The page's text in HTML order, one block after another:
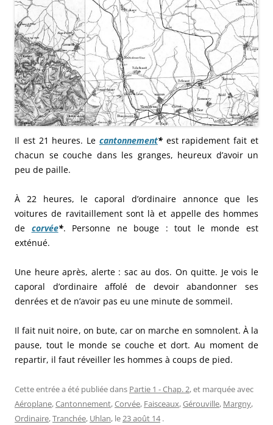
Il est 21 heures. Le cantonnement* est rapidement fait et
chacun se couche dans les granges, heureux d’avoir un
peu de paille.
À 22 heures, le caporal d’ordinaire annonce que les
voitures de ravitaillement sont là et appelle des hommes
de corvée*. Personne ne bouge : tout le monde est
exténué.
Une heure après, alerte : sac au dos. On quitte. Je vois le
caporal d’ordinaire affolé de devoir abandonner ses
denrées et de n’avoir pas eu une minute de sommeil.
Il fait nuit noire, on bute, car on marche en somnolent. À la
pause, tout le monde se couche et dort. Au moment de
repartir, il faut réveiller les hommes à coups de pied.
Cette entrée a été publiée dans Partie 1 - Chap. 2, et marquée avec
Aéroplane,Cantonnement,Corvée, Faisceaux,Gérouville, Margny,
Ordinaire,Tranchée, Uhlan, le23 août 14 .